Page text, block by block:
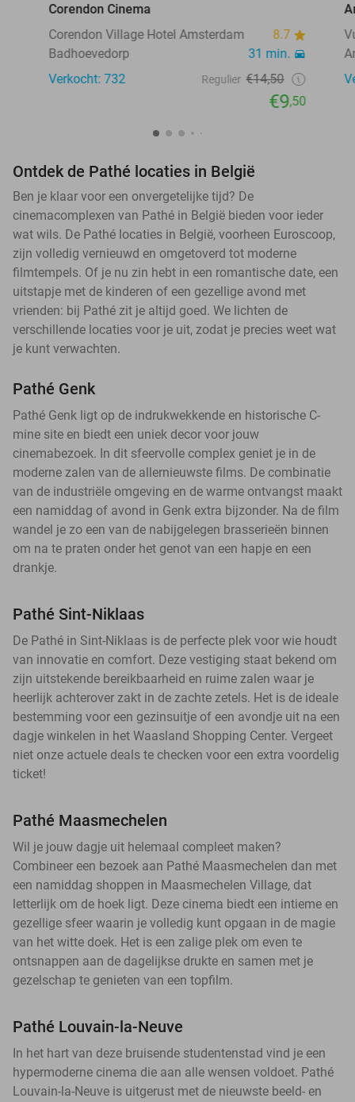
Corendon Cinema
Corendon Village Hotel Amsterdam
8.7
Badhoevedorp
31 min.
Verkocht: 732
Regulier €14,50
€9,50
Ontdek de Pathé locaties in België
Ben je klaar voor een onvergetelijke tijd? De
cinemacomplexen van Pathé in België bieden voor ieder
wat wils. De Pathé locaties in België, voorheen Euroscoop,
zijn volledig vernieuwd en omgetoverd tot moderne
filmtempels. Of je nu zin hebt in een romantische date, een
uitstapje met de kinderen of een gezellige avond met
vrienden: bij Pathé zit je altijd goed. We lichten de
verschillende locaties voor je uit, zodat je precies weet wat
je kunt verwachten.
Pathé Genk
Pathé Genk ligt op de indrukwekkende en historische C-
mine site en biedt een uniek decor voor jouw
cinemabezoek. In dit sfeervolle complex geniet je in de
moderne zalen van de allernieuwste films. De combinatie
van de industriële omgeving en de warme ontvangst maakt
een namiddag of avond in Genk extra bijzonder. Na de film
wandel je zo een van de nabijgelegen brasserieën binnen
om na te praten onder het genot van een hapje en een
drankje.
Pathé Sint-Niklaas
De Pathé in Sint-Niklaas is de perfecte plek voor wie houdt
van innovatie en comfort. Deze vestiging staat bekend om
zijn uitstekende bereikbaarheid en ruime zalen waar je
heerlijk achterover zakt in de zachte zetels. Het is de ideale
bestemming voor een gezinsuitje of een avondje uit na een
dagje winkelen in het Waasland Shopping Center. Vergeet
niet onze actuele deals te checken voor een extra voordelig
ticket!
Pathé Maasmechelen
Wil je jouw dagje uit helemaal compleet maken?
Combineer een bezoek aan Pathé Maasmechelen dan met
een namiddag shoppen in Maasmechelen Village, dat
letterlijk om de hoek ligt. Deze cinema biedt een intieme en
gezellige sfeer waarin je volledig kunt opgaan in de magie
van het witte doek. Het is een zalige plek om even te
ontsnappen aan de dagelijkse drukte en samen met je
gezelschap te genieten van een topfilm.
Pathé Louvain-la-Neuve
In het hart van deze bruisende studentenstad vind je een
hypermoderne cinema die aan alle wensen voldoet. Pathé
Louvain-la-Neuve is uitgerust met de nieuwste beeld- en